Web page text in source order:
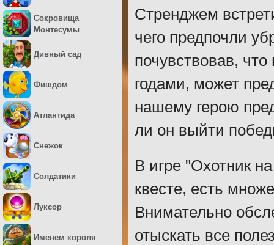
Стренджем
чего предпочли
почувствовав,
годами, может
нашему герою
ли он выйти
В игре "Охотник
квесте, есть
Внимательно
отыскать все
Сокровища
Монтесумы
Дивный сад
Фишдом
Атлантида
Снежок
Солдатики
Луксор
Именем короля